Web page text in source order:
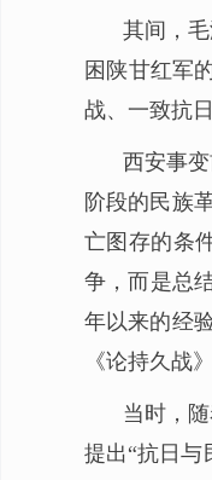
其间，
困陕甘红军
战、一致抗
西安事
阶段的民族
亡图存的条
争，而是总
年以来的经
《论持久战
当时，
提出“抗日与